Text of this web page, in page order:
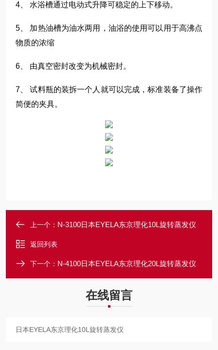
4、 水浴槽通过电动式升降可稳定的上下移动。
5、 加热油槽为油水两用，油浴的使用可以用于高沸点
物质的浓缩
6、 由真空密封改变为机械密封。
7、 试料瓶的装拆一个人就可以完成，标准装备了操作
简便的夹具。
上一个： N-3100日本EYELA东京理化10L旋转蒸发仪
返回列表
下一个： N-4100日本EYELA东京理化20L旋转蒸发仪
在线留言